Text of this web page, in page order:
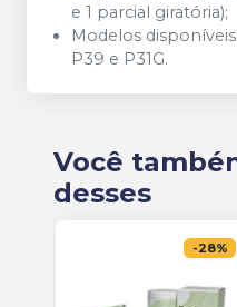
e 1 parcial giratória);
Modelos
P39 e P31G.
Você
desses
-28%